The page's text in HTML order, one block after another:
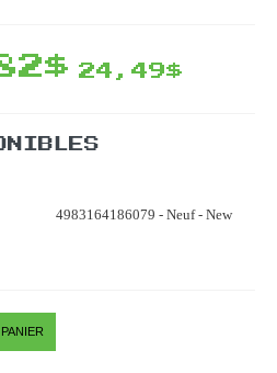
24,49$
4983164186079 - Neuf - New